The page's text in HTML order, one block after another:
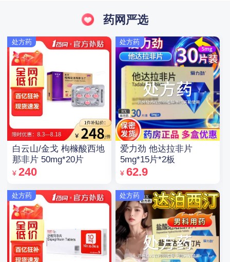
药网严选
处方药
白云山/金戈 枸橼酸西地
那非片 50mg*20片
¥ 240
处方药
处方药
爱力劲 他达拉非片
5mg*15片*2板
¥ 62.9
处方药